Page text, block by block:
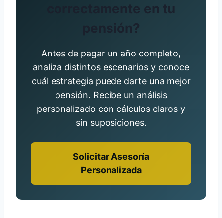
correctamente en tu
pensión?
Antes de pagar un año completo,
analiza distintos escenarios y conoce
cuál estrategia puede darte una mejor
pensión. Recibe un análisis
personalizado con cálculos claros y
sin suposiciones.
Solicitar Asesoría
Personalizada